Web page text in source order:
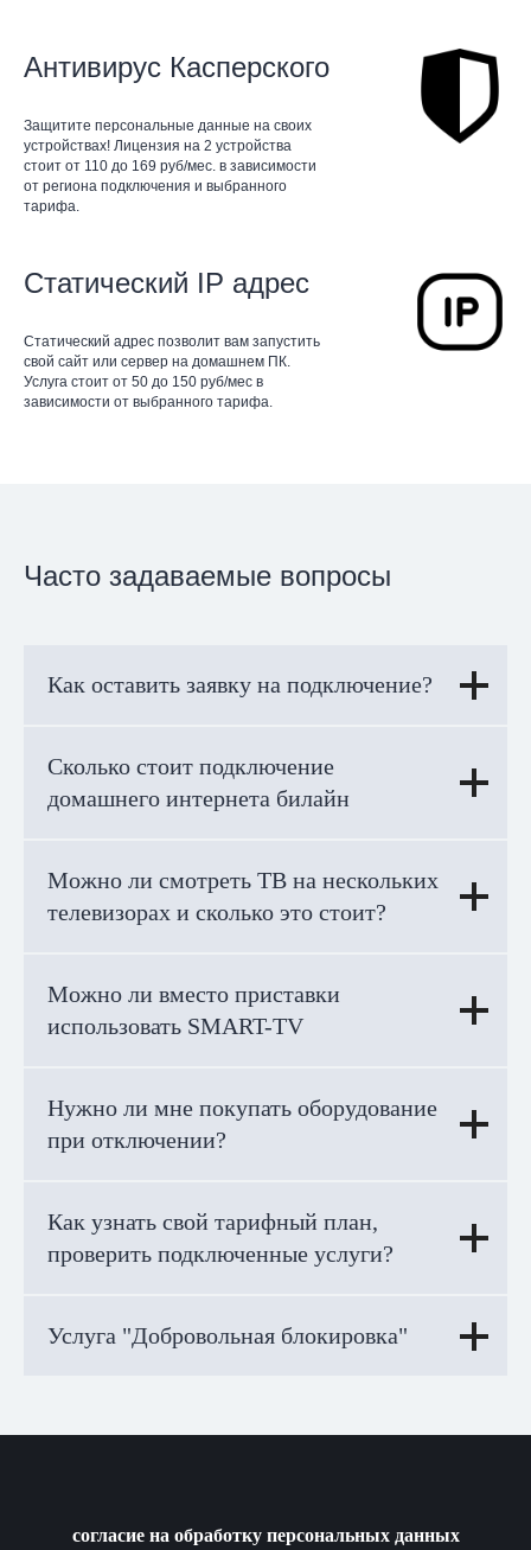
Антивирус Касперского
Защитите персональные данные на своих
устройствах! Лицензия на 2 устройства
стоит от 110 до 169 руб/мес. в зависимости
от региона подключения и выбранного
тарифа.
Статический IP адрес
Статический адрес позволит вам запустить
свой сайт или сервер на домашнем ПК.
Услуга стоит от 50 до 150 руб/мес в
зависимости от выбранного тарифа.
Часто задаваемые вопросы
Как оставить заявку на подключение?
Сколько стоит подключение
домашнего интернета билайн
Можно ли смотреть ТВ на нескольких
телевизорах и сколько это стоит?
Можно ли вместо приставки
использовать SMART-TV
Нужно ли мне покупать оборудование
при отключении?
Как узнать свой тарифный план,
проверить подключенные услуги?
Услуга "Добровольная блокировка"
согласие на обработку персональных данных